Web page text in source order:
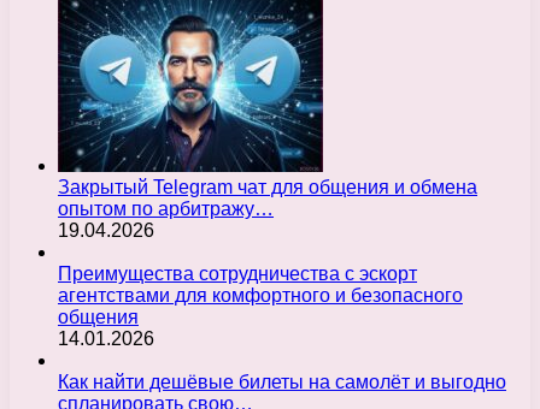
Закрытый Telegram чат для общения и обмена
опытом по арбитражу…
19.04.2026
Преимущества сотрудничества с эскорт
агентствами для комфортного и безопасного
общения
14.01.2026
Как найти дешёвые билеты на самолёт и выгодно
спланировать свою…